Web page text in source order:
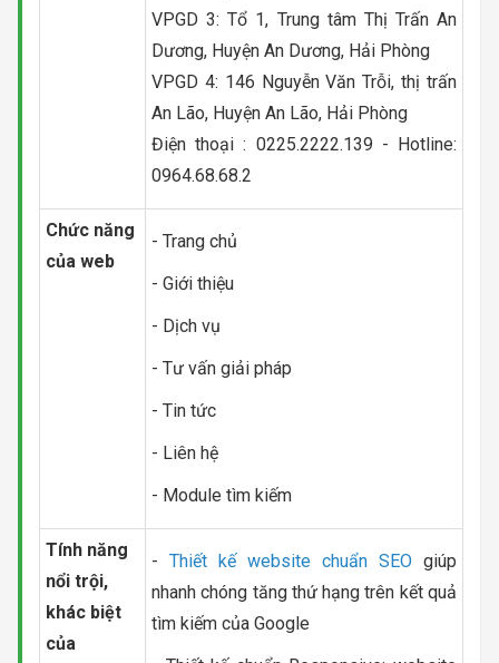
VPGD 3: Tổ 1, Trung tâm Thị Trấn An
Dương, Huyện An Dương, Hải Phòng
VPGD 4: 146 Nguyễn Văn Trỗi, thị trấn
An Lão, Huyện An Lão, Hải Phòng
Điện thoại : 0225.2222.139 - Hotline:
0964.68.68.2
Chức năng
của web
- Trang chủ
- Giới thiệu
- Dịch vụ
- Tư vấn giải pháp
- Tin tức
- Liên hệ
- Module tìm kiếm
Tính năng
nổi trội,
khác biệt
của
- Thiết kế website chuẩn SEO giúp
nhanh chóng tăng thứ hạng trên kết quả
tìm kiếm của Google